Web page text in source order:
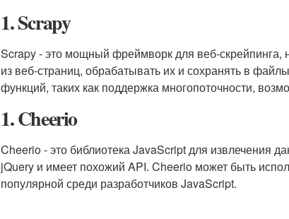
1. Scrapy
Scrapy - это мощный фреймворк для веб-скрейпинга,
из веб-страниц, обрабатывать их и сохранять в
функций, таких как поддержка многопоточности,
1. Cheerio
Cheerio - это библиотека JavaScript для извлечения
jQuery и имеет похожий API. Cheerio может быть
популярной среди разработчиков JavaScript.